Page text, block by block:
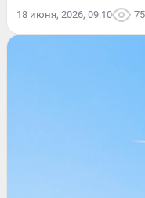
18 июня, 2026, 09:10